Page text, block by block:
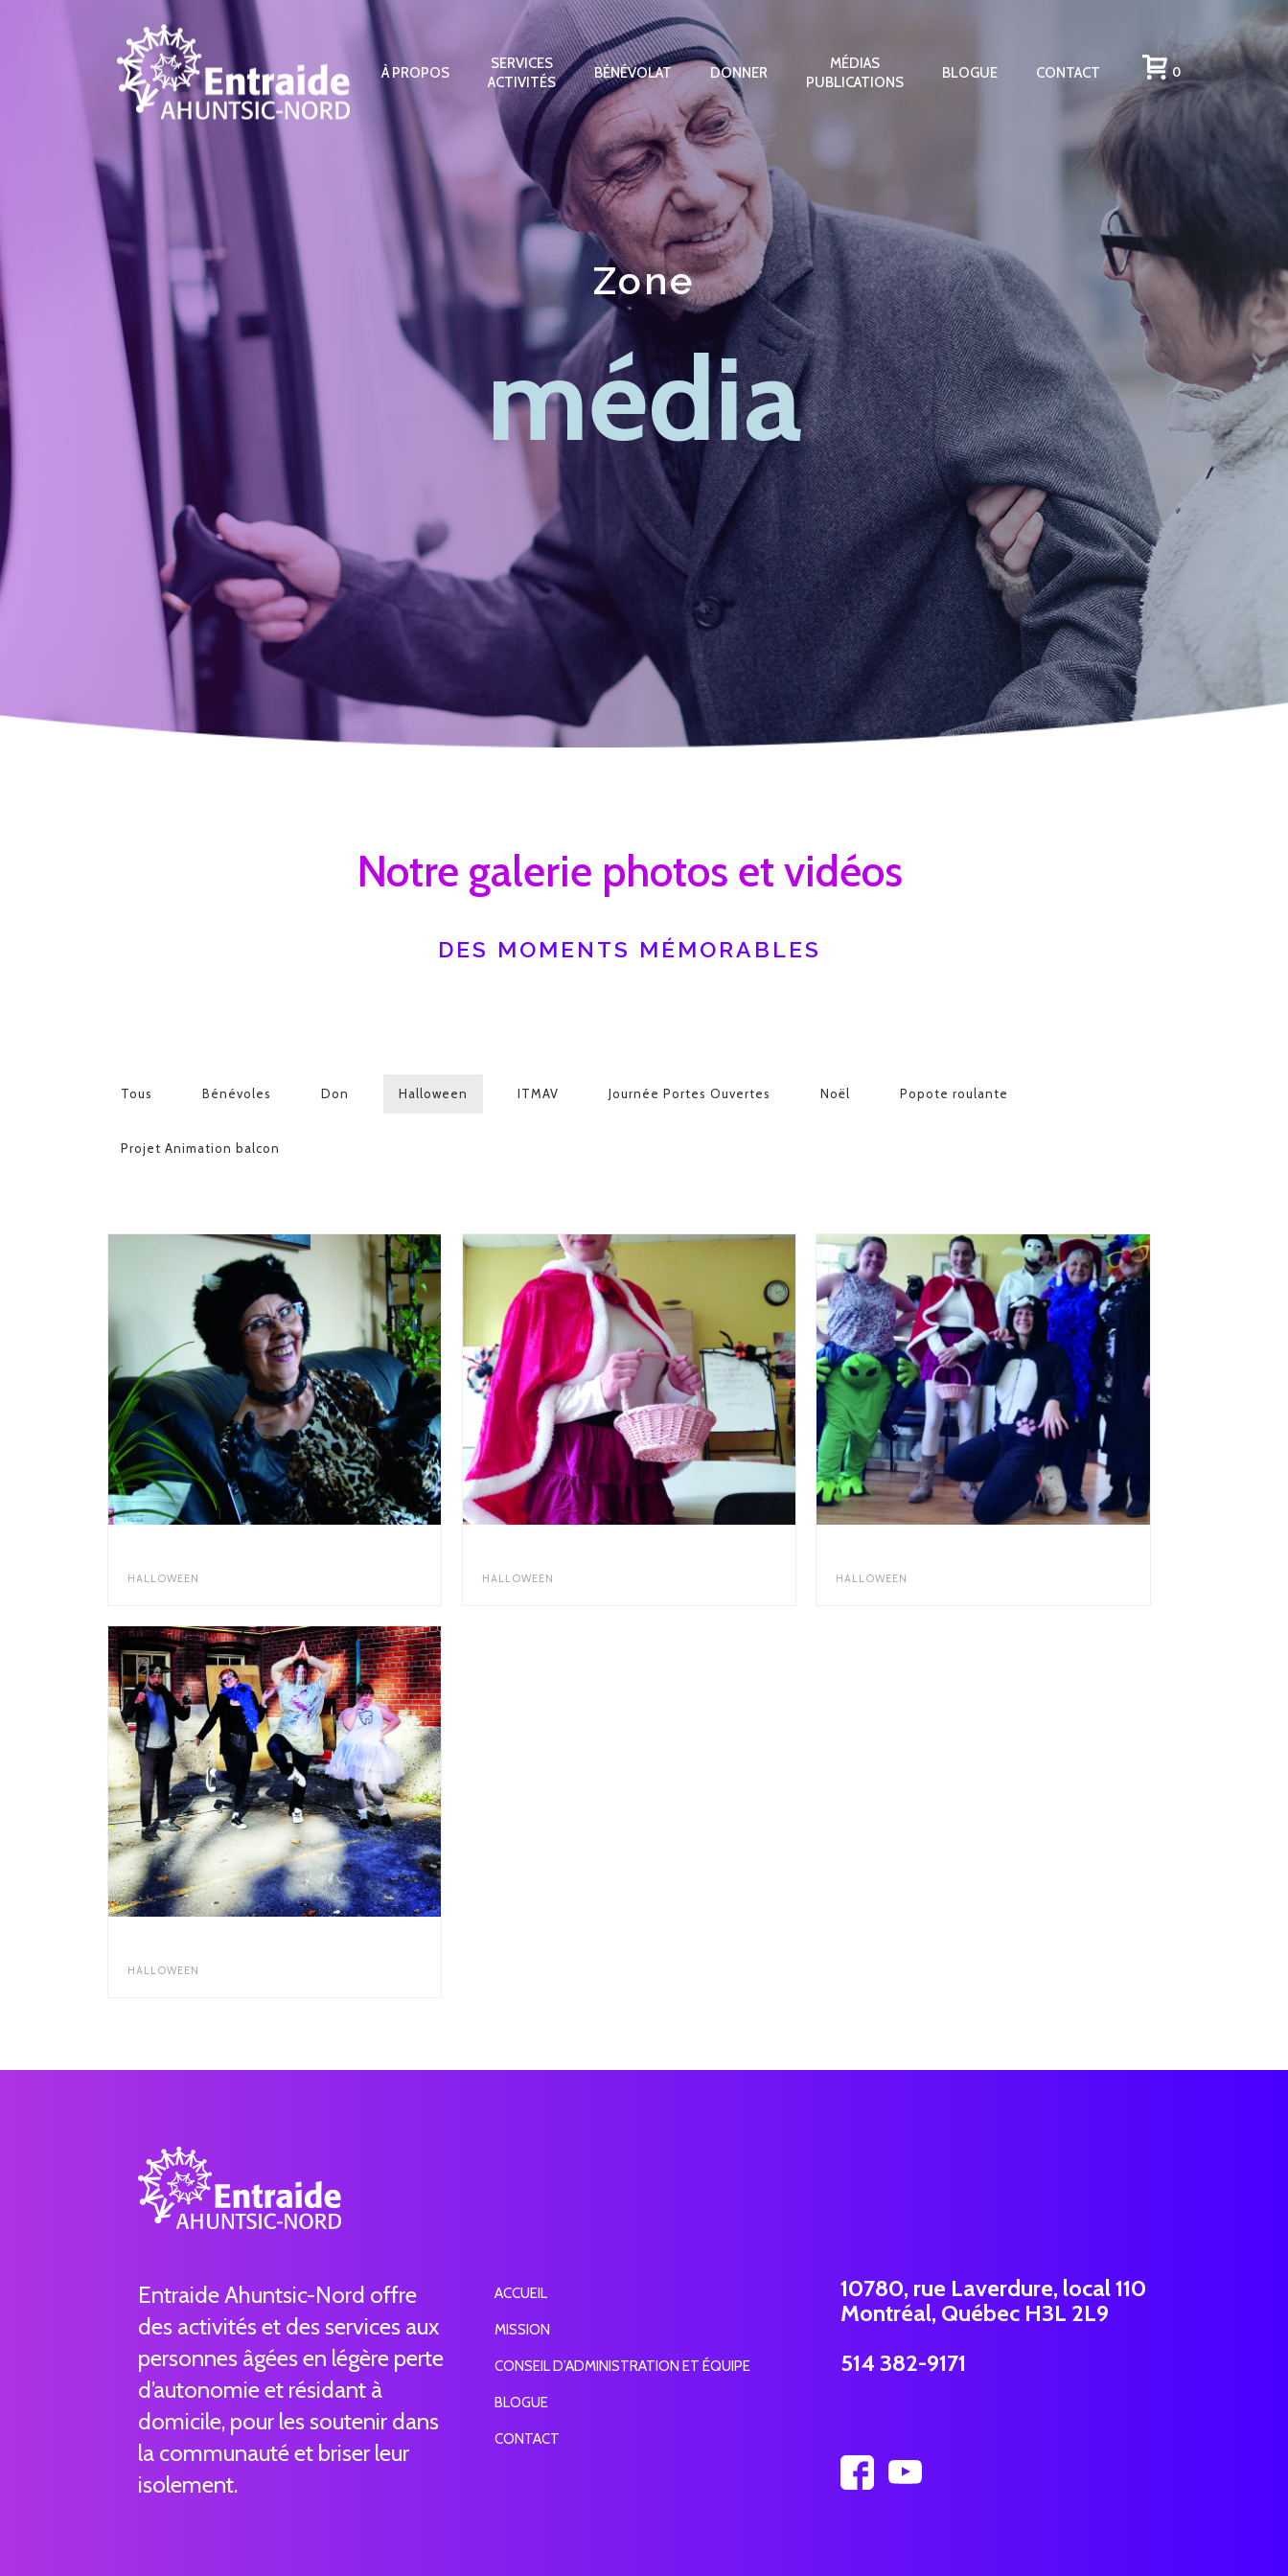
À PROPOS
SERVICES
ACTIVITÉS
BÉNÉVOLAT DONNER
MÉDIAS
PUBLICATIONS
BLOGUE CONTACT 0
Zone
média
Notre galerie photos et vidéos
DES MOMENTS MÉMORABLES
Tous Bénévoles Don Halloween ITMAV Journée Portes Ouvertes Noël Popote roulante
Projet Animation balcon
HALLOWEEN HALLOWEEN HALLOWEEN
HALLOWEEN
Entraide Ahuntsic-Nord offre
des activités et des services aux
personnes âgées en légère perte
d’autonomie et résidant à
domicile, pour les soutenir dans
la communauté et briser leur
isolement.
ACCUEIL
MISSION
CONSEIL D’ADMINISTRATION ET ÉQUIPE
BLOGUE
CONTACT
10780, rue Laverdure, local 110
Montréal, Québec H3L 2L9
514 382-9171